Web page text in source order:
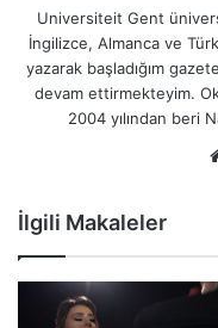
Universiteit Gent
İngilizce, Almanca ve
yazarak başladığım
devam ettirmekteyim.
2004 yılından beri
İlgili Makaleler